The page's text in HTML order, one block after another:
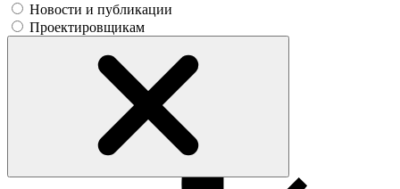
Новости и публикации
Проектировщикам